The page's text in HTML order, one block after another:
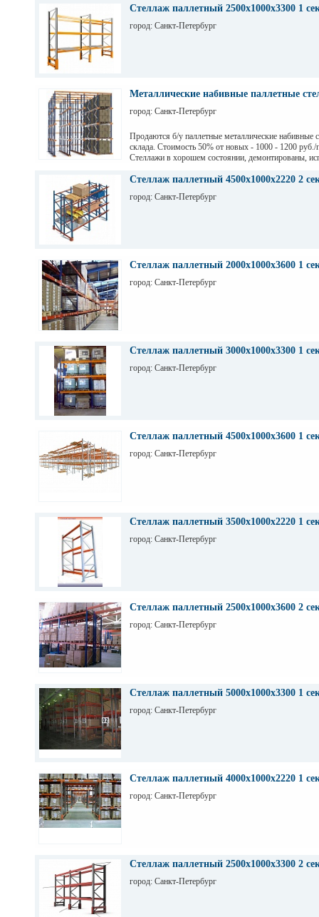
Стеллаж паллетный 2500х1000х3300 1
город: Санкт-Петербург
Металлические набивные паллетные
город: Санкт-Петербург
Продаются б/у паллетные металлические набивные
склада. Стоимость 50% от новых - 1000 - 1200 руб./
Стеллажи в хорошем состоянии, демонтированы,
СПб. Высота 7,5 м (4 паллеты), глубина 12,6 м (12
Стеллаж паллетный 4500х1000х2220 2
город: Санкт-Петербург
Стеллаж паллетный 2000х1000х3600 1
город: Санкт-Петербург
Стеллаж паллетный 3000х1000х3300 1
город: Санкт-Петербург
Стеллаж паллетный 4500х1000х3600 1
город: Санкт-Петербург
Стеллаж паллетный 3500х1000х2220 1
город: Санкт-Петербург
Стеллаж паллетный 2500х1000х3600 2
город: Санкт-Петербург
Стеллаж паллетный 5000х1000х3300 1
город: Санкт-Петербург
Стеллаж паллетный 4000х1000х2220 1
город: Санкт-Петербург
Стеллаж паллетный 2500х1000х3300 2
город: Санкт-Петербург